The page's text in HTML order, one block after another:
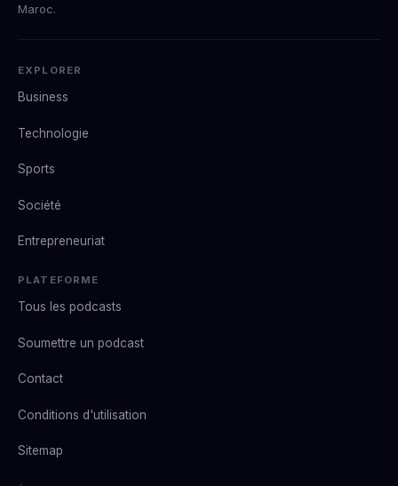
Maroc.
EXPLORER
Business
Technologie
Sports
Société
Entrepreneuriat
PLATEFORME
Tous les podcasts
Soumettre un podcast
Contact
Conditions d'utilisation
Sitemap